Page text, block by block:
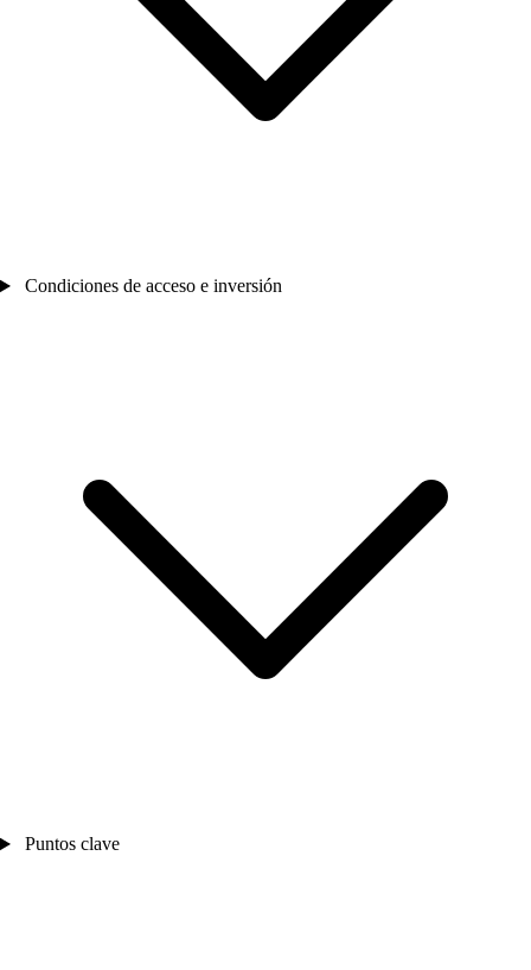
Condiciones de acceso e inversión
Puntos clave